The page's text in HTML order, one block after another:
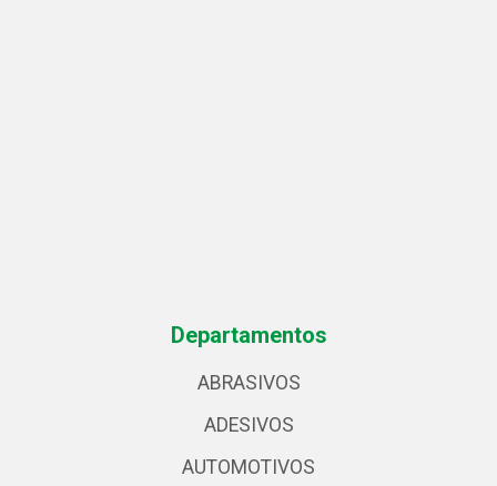
Departamentos
ABRASIVOS
ADESIVOS
AUTOMOTIVOS